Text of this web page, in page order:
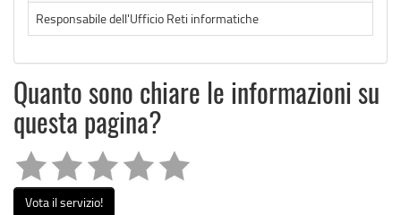
Responsabile dell'Ufficio Reti informatiche
Quanto sono chiare le informazioni su
questa pagina?
Vota il servizio!